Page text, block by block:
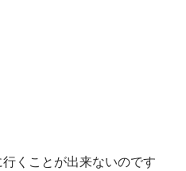
くことが出来ないのです